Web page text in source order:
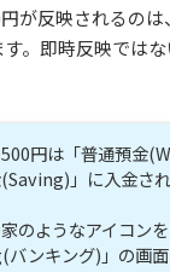
が反映されるのは、
す。即時反映では
円は「普通預金
(Saving)」に入金さ
のようなアイコン
バンキング)」の画